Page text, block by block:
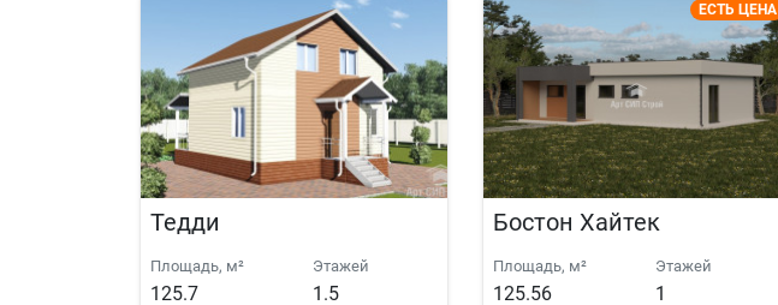
Тедди
Площадь, м²
125.7
Этажей
1.5
ЕСТЬ ЦЕНА
Бостон Хайтек
Площадь, м²
125.56
Этажей
1